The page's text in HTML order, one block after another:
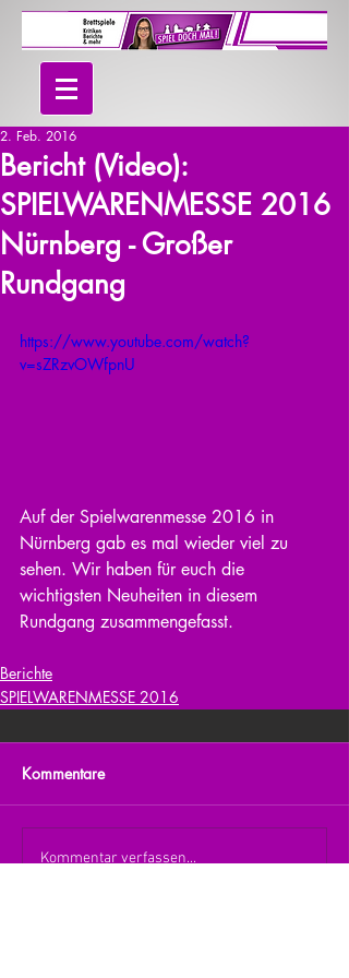
Bericht (Video):
SPIELWARENMESSE 2016
Nürnberg - Großer
Rundgang
2. Feb. 2016
https://www.youtube.com/watch?
v=sZRzvOWfpnU
Auf der Spielwarenmesse 2016 in
Nürnberg gab es mal wieder viel zu
sehen. Wir haben für euch die
wichtigsten Neuheiten in diesem
Rundgang zusammengefasst.
Berichte
SPIELWARENMESSE 2016
Kommentare
Kommentar verfassen...